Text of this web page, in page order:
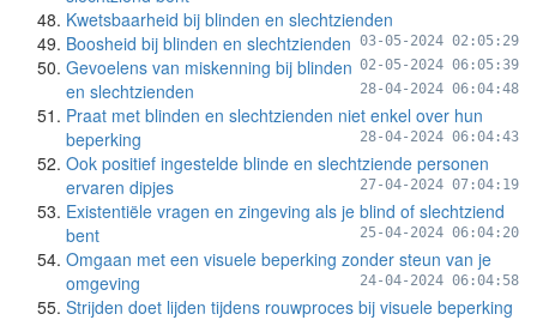
Kwetsbaarheid bij blinden en slechtzienden
03-05-2024 02:05:29
Boosheid bij blinden en slechtzienden
02-05-2024 06:05:39
Gevoelens van miskenning bij blinden
en slechtzienden
28-04-2024 06:04:48
Praat met blinden en slechtzienden niet enkel over hun
beperking
28-04-2024 06:04:43
Ook positief ingestelde blinde en slechtziende personen
ervaren dipjes
27-04-2024 07:04:19
Existentiële vragen en zingeving als je blind of slechtziend
bent
25-04-2024 06:04:20
Omgaan met een visuele beperking zonder steun van je
omgeving
24-04-2024 06:04:58
Strijden doet lijden tijdens rouwproces bij visuele beperking